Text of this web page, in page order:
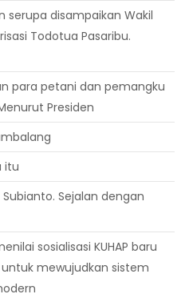
serupa disampaikan Wakil
Todotua Pasaribu.
para petani dan pemangku
Presiden
itu
Subianto. Sejalan dengan
sosialisasi KUHAP baru
mewujudkan sistem